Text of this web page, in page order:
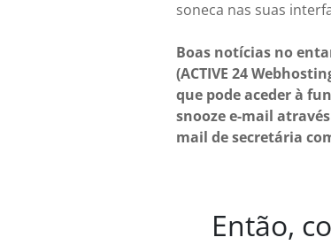
soneca nas suas
Boas notícias no
(ACTIVE 24
que pode aceder à
snooze e-mail
mail de secretária
Então,